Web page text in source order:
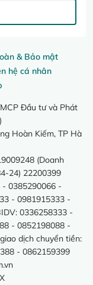
& Bảo mật
hệ cá nhân
Đầu tư và Phát
Hoàn Kiếm, TP Hà
(Doanh
24) 22200399
- 0385290066 -
- 0981915333 -
0336258333 -
- 0852198088 -
dịch chuyển tiền:
- 0862159399